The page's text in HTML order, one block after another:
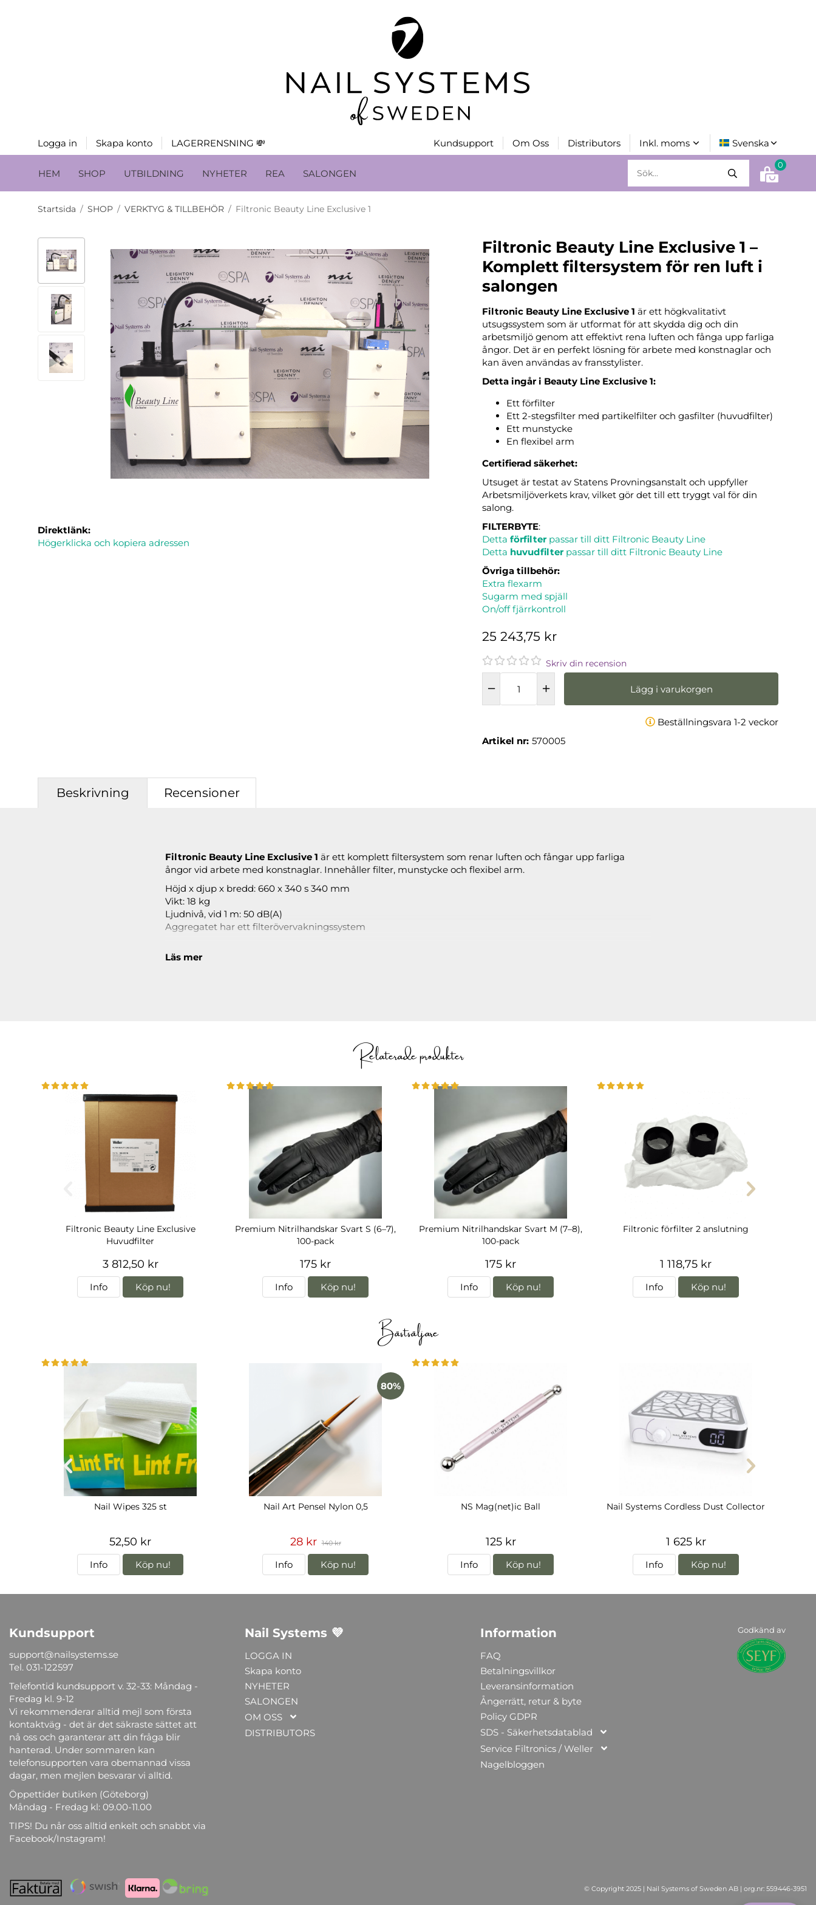
Logga in Skapa konto LAGERRENSNING 💸 Kundsupport Om Oss Distributors
HEM SHOP UTBILDNING NYHETER REA SALONGEN
0
Startsida / SHOP / VERKTYG & TILLBEHÖR / Filtronic Beauty Line Exclusive 1
Filtronic Beauty Line Exclusive 1 –
Komplett filtersystem för ren luft i
salongen
Filtronic Beauty Line Exclusive 1 är ett högkvalitativt
utsugssystem som är utformat för att skydda dig och din
arbetsmiljö genom att effektivt rena luften och fånga upp farliga
ångor. Det är en perfekt lösning för arbete med konstnaglar och
kan även användas av fransstylister.
Detta ingår i Beauty Line Exclusive 1:
Ett förfilter
Ett 2-stegsfilter med partikelfilter och gasfilter (huvudfilter)
Ett munstycke
En flexibel arm
Certifierad säkerhet:
Utsuget är testat av Statens Provningsanstalt och uppfyller
Arbetsmiljöverkets krav, vilket gör det till ett tryggt val för din
salong.
FILTERBYTE:
Detta förfilterpassar till ditt Filtronic Beauty Line
Detta huvudfilterpassar till ditt Filtronic Beauty Line
Övriga tillbehör:
Extra flexarm
Sugarm med spjäll
On/off fjärrkontroll
25 243,75 kr
Skriv din recension
Lägg i varukorgen
Beställningsvara 1-2 veckor
Artikel nr: 570005
Direktlänk:
Högerklicka och kopiera adressen
Beskrivning Recensioner
Filtronic Beauty Line Exclusive 1 är ett komplett filtersystem som renar luften och fångar upp farliga
ångor vid arbete med konstnaglar. Innehåller filter, munstycke och flexibel arm.
Höjd x djup x bredd: 660 x 340 s 340 mm
Vikt: 18 kg
Ljudnivå, vid 1 m: 50 dB(A)
Aggregatet har ett filterövervakningssystem
Läs mer
Relaterade produkter
Filtronic Beauty Line Exclusive
Huvudfilter
3 812,50 kr
Info Köp nu!
Premium Nitrilhandskar Svart S (6–7),
100-pack
175 kr
Info Köp nu!
Premium Nitrilhandskar Svart M (7–8),
100-pack
175 kr
Info Köp nu!
Filtronic förfilter 2 anslutning
1 118,75 kr
Info Köp nu!
Bästsäljare
Nail Wipes 325 st
52,50 kr
Info Köp nu!
80%
Nail Art Pensel Nylon 0,5
28 kr 140 kr
Info Köp nu!
NS Mag(net)ic Ball
125 kr
Info Köp nu!
Nail Systems Cordless Dust Collector
1 625 kr
Info Köp nu!
Kundsupport
support@nailsystems.se
Tel. 031-122597
Telefontid kundsupport v. 32-33: Måndag -
Fredag kl. 9-12
Vi rekommenderar alltid mejl som första
kontaktväg - det är det säkraste sättet att
nå oss och garanterar att din fråga blir
hanterad. Under sommaren kan
telefonsupporten vara obemannad vissa
dagar, men mejlen besvarar vi alltid.
Öppettider butiken (Göteborg)
Måndag - Fredag kl: 09.00-11.00
TIPS! Du når oss alltid enkelt och snabbt via
Facebook/Instagram!
Nail Systems 💜
LOGGA IN
Skapa konto
NYHETER
SALONGEN
OM OSS
DISTRIBUTORS
Information
FAQ
Betalningsvillkor
Leveransinformation
Ångerrätt, retur & byte
Policy GDPR
SDS - Säkerhetsdatablad
Service Filtronics / Weller
Nagelbloggen
Godkänd av
© Copyright 2025 | Nail Systems of Sweden AB | org.nr: 559446-3951